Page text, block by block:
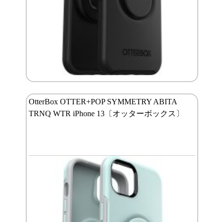
OtterBox OTTER+POP SYMMETRY ABITA
TRNQ WTR iPhone 13〔オッターボックス〕